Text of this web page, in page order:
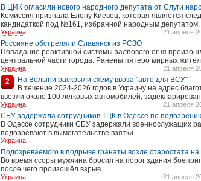
В ЦИК огласили нового народного депутата от Слуги
Комиссия признала Елену Киевец, которая является
кандидаткой под №161, избранной народным депутатом.
Украина 21 апреля
Россияне обстреляли Славянск из РСЗО
Попадание реактивной системы залпового огня
центральной части города. Ранены пятеро мирных
Украина 21 апреля
2
На Волыни раскрыли схему ввоза "авто для ВСУ"
В течение 2024-2026 годов в Украину на адрес
ввезли около 100 легковых автомобилей,
Украина 21 апреля
СБУ задержала сотрудников ТЦК в Одессе по
В Одессе сотрудники СБУ задержали военнослужащих
подозревают в вымогательстве взятки.
Украина
Подозреваемого в подрыве гранаты возле старостата
Во время ссоры мужчина бросил на порог здания
после чего произошёл взрыв.
Украина 21 апреля